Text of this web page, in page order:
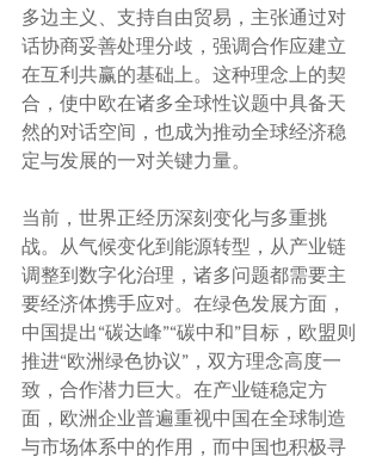
多边主义、支持自由贸易，主张通过对
话协商妥善处理分歧，强调合作应建立
在互利共赢的基础上。这种理念上的契
合，使中欧在诸多全球性议题中具备天
然的对话空间，也成为推动全球经济稳
定与发展的一对关键力量。
当前，世界正经历深刻变化与多重挑
战。从气候变化到能源转型，从产业链
调整到数字化治理，诸多问题都需要主
要经济体携手应对。在绿色发展方面，
中国提出“碳达峰”“碳中和”目标，欧盟则
推进“欧洲绿色协议”，双方理念高度一
致，合作潜力巨大。在产业链稳定方
面，欧洲企业普遍重视中国在全球制造
与市场体系中的作用，而中国也积极寻